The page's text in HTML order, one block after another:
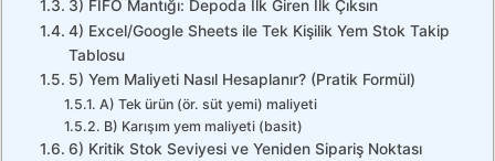
3) FIFO Mantığı: Depoda İlk Giren İlk Çıksın
4) Excel/Google Sheets ile Tek Kişilik Yem Stok Takip
Tablosu
5) Yem Maliyeti Nasıl Hesaplanır? (Pratik Formül)
A) Tek ürün (ör. süt yemi) maliyeti
B) Karışım yem maliyeti (basit)
6) Kritik Stok Seviyesi ve Yeniden Sipariş Noktası